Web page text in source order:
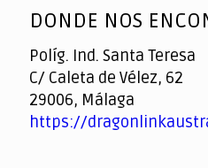
DONDE NOS
Políg. Ind. Santa Teresa
C/ Caleta de Vélez, 62
29006, Málaga
https://